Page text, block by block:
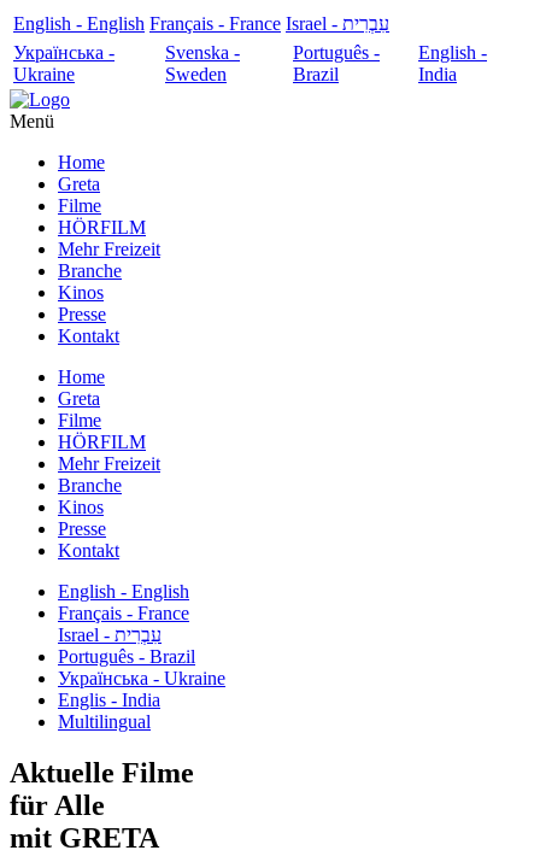
English - English Français - France
עִבְרִית - Israel
Українська -
Ukraine
Svenska -
Sweden
Português -
Brazil
English -
India
Menü
Home
Greta
Filme
HÖRFILM
Mehr Freizeit
Branche
Kinos
Presse
Kontakt
Home
Greta
Filme
HÖRFILM
Mehr Freizeit
Branche
Kinos
Presse
Kontakt
English - English
Français - France
עִבְרִית - Israel
Português - Brazil
Українська - Ukraine
Englis - India
Multilingual
Aktuelle Filme
für Alle
mit GRETA